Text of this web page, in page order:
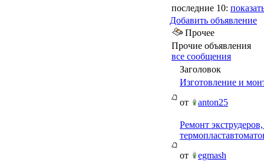
последние 10:
Добавить объявление
Прочее
Прочие объявления
все сообщения
Заголовок
Изготовление и
от
anton25
Ремонт
от
egmash